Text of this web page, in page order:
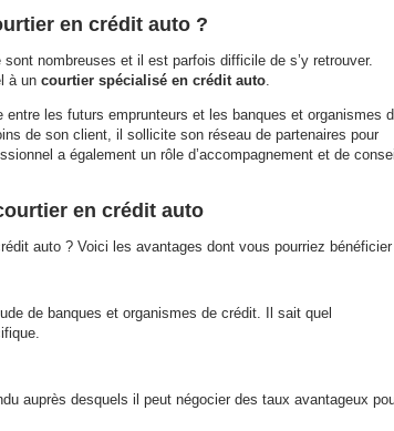
en crédit auto ?
nombreuses et il est parfois difficile de s’y retrouver.
à un courtier spécialisé en crédit auto.
entre les futurs emprunteurs et les banques et organismes
de son client, il sollicite son réseau de partenaires pour
a également un rôle d’accompagnement et de conseil
en crédit auto
auto ? Voici les avantages dont vous pourriez bénéficier
de banques et organismes de crédit. Il sait quel
auprès desquels il peut négocier des taux avantageux